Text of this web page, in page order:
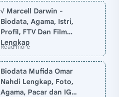
√ Marcell Darwin -
Biodata, Agama, Istri,
Profil, FTV Dan Film
Lengkap
Biodata Mufida Omar
Nahdi Lengkap, Foto,
Agama, Pacar dan IG